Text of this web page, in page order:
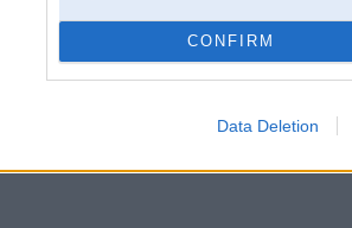
CONFIRM
Data Deletion